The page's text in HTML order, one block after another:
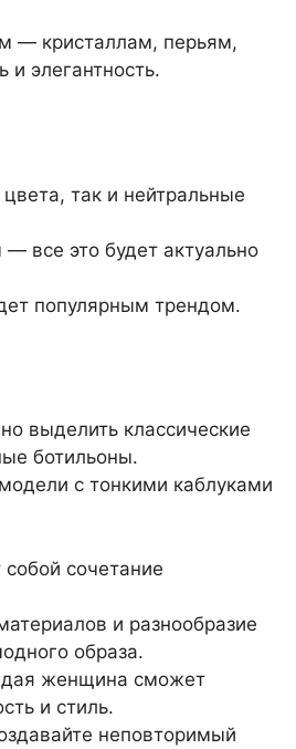
— кристаллам, перьям,
элегантность.
так и нейтральные
все это будет актуально
популярным трендом.
выделить классические
ботильоны.
с тонкими каблуками
сочетание
и разнообразие
образа.
женщина сможет
и стиль.
неповторимый